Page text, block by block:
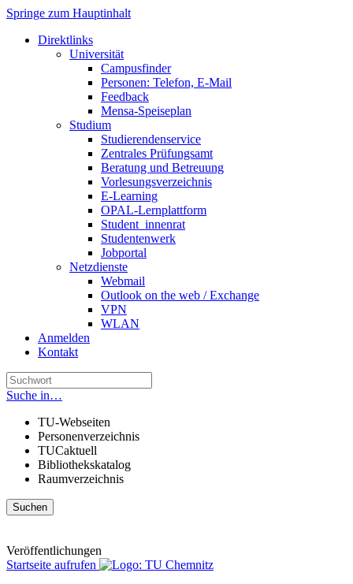
Springe zum Hauptinhalt
Direktlinks
Universität
Campusfinder
Personen: Telefon, E-Mail
Feedback
Mensa-Speiseplan
Studium
Studierendenservice
Zentrales Prüfungsamt
Beratung und Betreuung
Vorlesungsverzeichnis
E-Learning
OPAL-Lernplattform
Student_innenrat
Studentenwerk
Jobportal
Netzdienste
Webmail
Outlook on the web / Exchange
VPN
WLAN
Anmelden
Kontakt
Suche in…
TU-Webseiten
Personenverzeichnis
TUCaktuell
Bibliothekskatalog
Raumverzeichnis
Suchen
Veröffentlichungen
Startseite aufrufen